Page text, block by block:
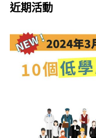
近期活動